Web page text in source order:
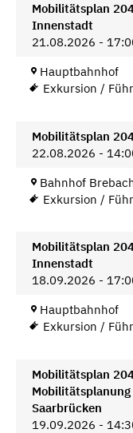
Mobilitätsplan
Innenstadt
21.08.2026 -
Hauptbahnhof
Exkursion /
Mobilitätsplan
22.08.2026 -
Bahnhof
Exkursion /
Mobilitätsplan
Innenstadt
18.09.2026 -
Hauptbahnhof
Exkursion /
Mobilitätsplan
Saarbrücken
19.09.2026 -